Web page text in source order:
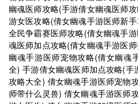
幽魂医师攻略(手游倩女幽魂医师
游女医攻略(倩女幽魂手游医师新
全民争霸赛医师攻略(倩女幽魂手
魂医师加点攻略(倩女幽魂手游医
幽魂手游医师宠物攻略(倩女幽魂
全) 手游倩女幽魂医师加点攻略(手
攻略大全) 倩女幽魂手游医师宠物
师带什么灵兽) 倩女幽魂手游医师